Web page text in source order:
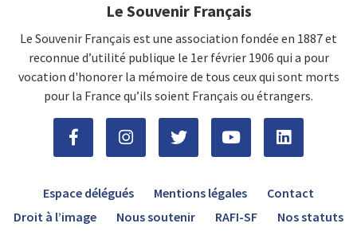
Le Souvenir Français
Le Souvenir Français est une association fondée en 1887 et
reconnue d’utilité publique le 1er février 1906 qui a pour
vocation d'honorer la mémoire de tous ceux qui sont morts
pour la France qu’ils soient Français ou étrangers.
Espace délégués Mentions légales
Contact
Droit à l’image
Nous soutenir RAFI-SF Nos statuts